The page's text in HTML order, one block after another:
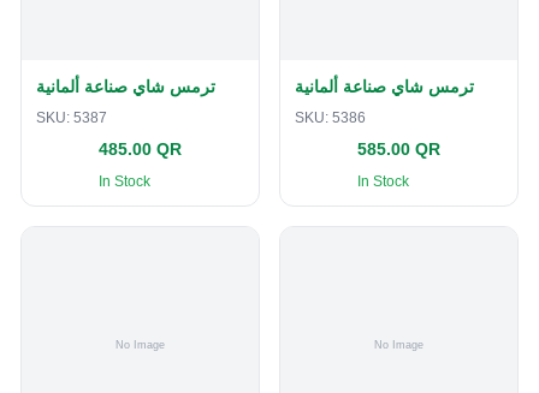
ترمس شاي صناعة ألمانية
SKU: 5387
485.00 QR
In Stock
ترمس شاي صناعة ألمانية
SKU: 5386
585.00 QR
In Stock